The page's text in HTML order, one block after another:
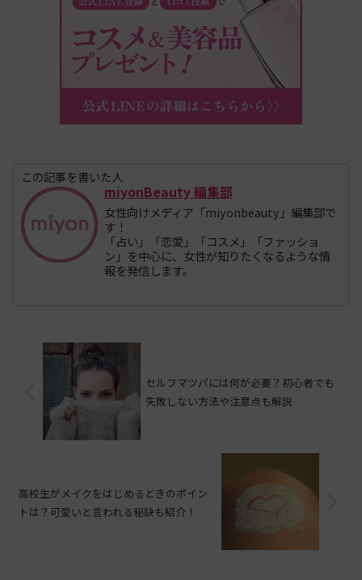
この記事を書いた人
miyonBeauty 編集部
女性向けメディア「miyonbeauty」編集部で
す！
「占い」「恋愛」「コスメ」「ファッショ
ン」を中心に、女性が知りたくなるような情
報を発信します。
セルフマツパには何が必要？初心者でも
失敗しない方法や注意点も解説
高校生がメイクをはじめるときのポイン
トは？可愛いと言われる秘訣も紹介！